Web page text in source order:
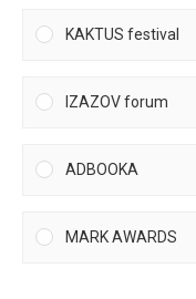
KAKTUS festival
IZAZOV forum
ADBOOKA
MARK AWARDS